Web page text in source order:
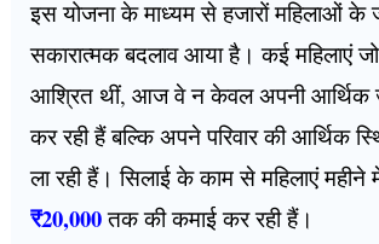
इस योजना के माध्यम से हजारों महिलाओं के
सकारात्मक बदलाव आया है। कई महिलाएं
आश्रित थीं, आज वे न केवल अपनी आर्थिक
कर रही हैं बल्कि अपने परिवार की आर्थिक
ला रही हैं। सिलाई के काम से महिलाएं महीने
₹20,000तक की कमाई कर रही हैं।